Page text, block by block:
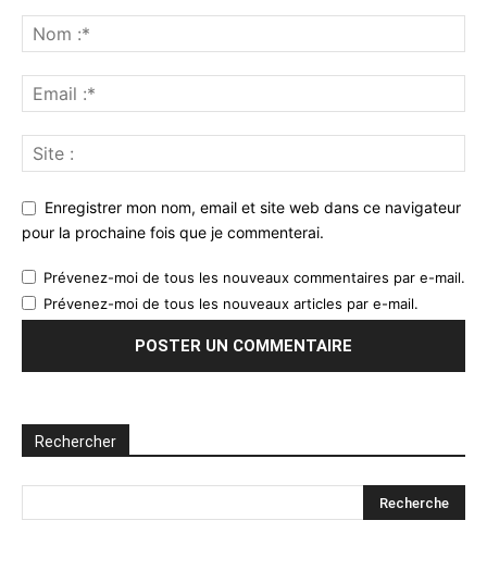
Enregistrer mon nom, email et site web dans ce navigateur
pour la prochaine fois que je commenterai.
Prévenez-moi de tous les nouveaux commentaires par e-mail.
Prévenez-moi de tous les nouveaux articles par e-mail.
Rechercher